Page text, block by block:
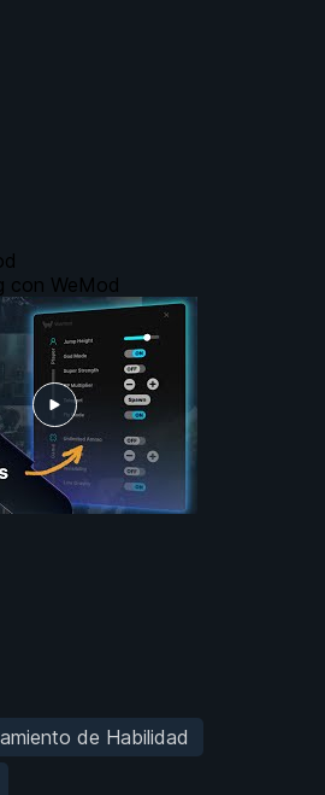
de Habilidad
con WeMod